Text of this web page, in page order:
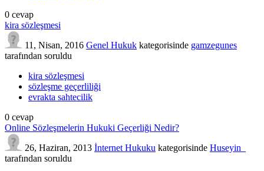
0 cevap
kira sözleşmesi
11, Nisan, 2016 Genel Hukuk kategorisinde gamzegunes
tarafından soruldu
kira sözleşmesi
sözleşme geçerliliği
evrakta sahtecilik
0 cevap
Online Sözleşmelerin Hukuki Geçerliği Nedir?
26, Haziran, 2013 İnternet Hukuku kategorisinde Huseyin_
tarafından soruldu